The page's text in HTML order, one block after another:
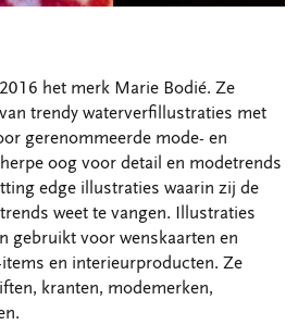
het merk Marie Bodié. Ze
trendy waterverfillustraties met
gerenommeerde mode- en
oog voor detail en modetrends
edge illustraties waarin zij de
weet te vangen. Illustraties
gebruikt voor wenskaarten en
en interieurproducten. Ze
kranten, modemerken,